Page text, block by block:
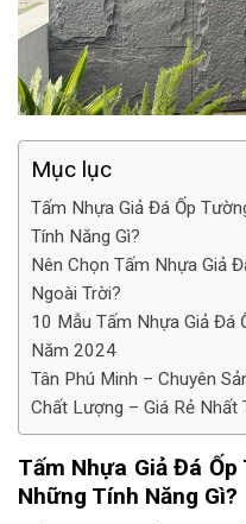
Mục lục
Tấm Nhựa Giả Đá Ốp
Tính Năng Gì?
Nên Chọn Tấm Nhựa Giả
Ngoài Trời?
10 Mẫu Tấm Nhựa Giả Đá
Năm 2024
Tân Phú Minh – Chuyên
Chất Lượng – Giá Rẻ Nhất
Tấm Nhựa Giả Đá
Những Tính Năng Gì?